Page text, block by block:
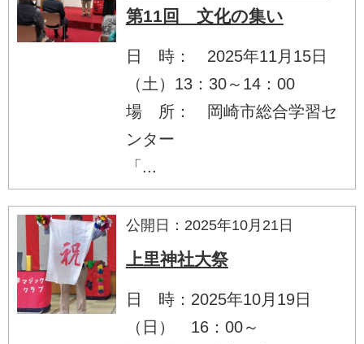
第11回 文化の集い
日 時： 2025年11月15日
（土）13：30～14：00
場 所： 岡崎市総合学習セ
ンター
「...
公開日：2025年10月21日
上里神社大祭
日 時：2025年10月19日
（日） 16：00～